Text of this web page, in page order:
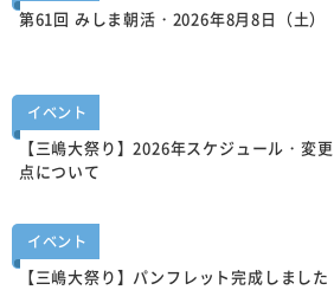
第61回 みしま朝活・2026年8月8日（土）
イベント
【三嶋大祭り】2026年スケジュール・変更
点について
イベント
【三嶋大祭り】パンフレット完成しました